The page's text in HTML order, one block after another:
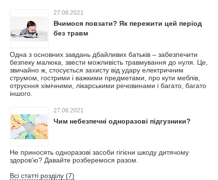
27.08.2021
Вчимося повзати? Як пережити цей період
без травм
Одна з основних завдань дбайливих батьків – забезпечити
безпеку малюка, звести можливість травмування до нуля. Це,
звичайно ж, стосується захисту від удару електричним
струмом, гострими і важкими предметами, про кути меблів,
отруєння хімічними, лікарськими речовинами і багато, багато
іншого.
27.08.2021
Чим небезпечні одноразові підгузники?
Не приносять одноразові засоби гігієни шкоду дитячому
здоров'ю? Давайте розберемося разом.
Всі статті розділу (7)